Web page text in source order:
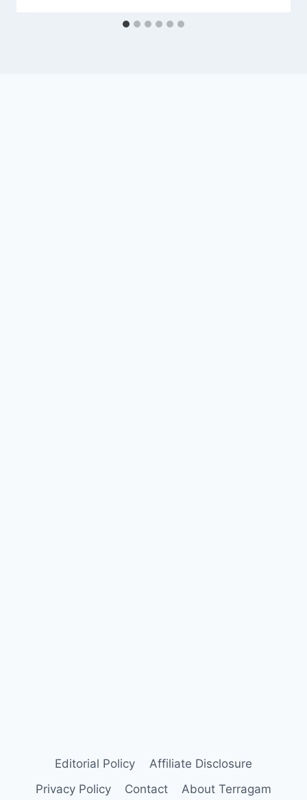
Editorial Policy
Affiliate Disclosure
Privacy Policy
Contact About Terragam